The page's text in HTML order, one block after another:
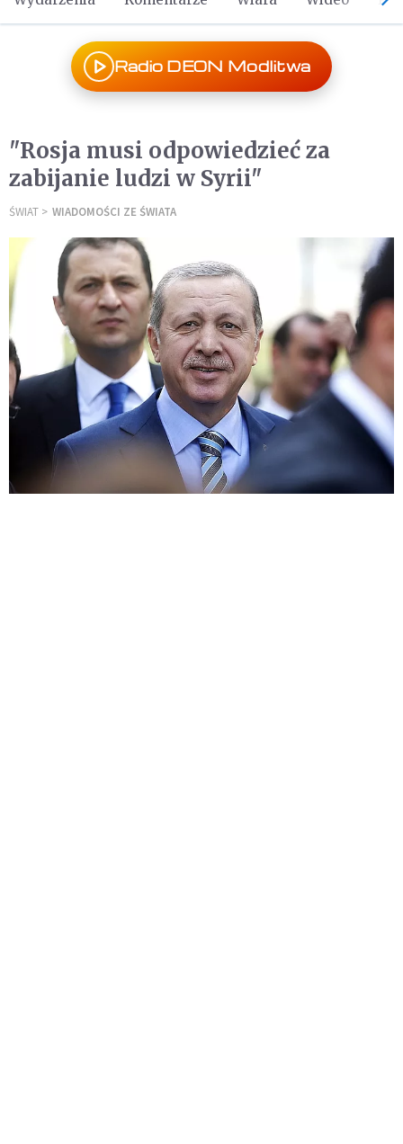
Radio DEON Modlitwa
"Rosja musi odpowiedzieć za
zabijanie ludzi w Syrii"
ŚWIAT WIADOMOŚCI ZE ŚWIATA